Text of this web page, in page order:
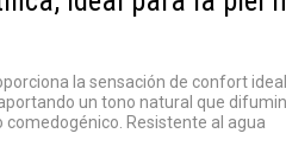
la sensación de confort
un tono natural que
Resistente al agua